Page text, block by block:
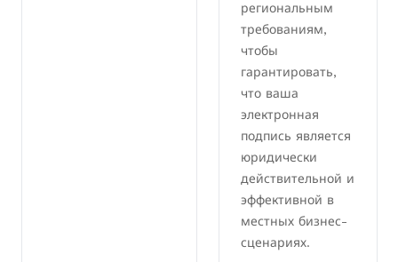
региональным
требованиям,
чтобы
гарантировать,
что ваша
электронная
подпись является
юридически
действительной и
эффективной в
местных бизнес-
сценариях.